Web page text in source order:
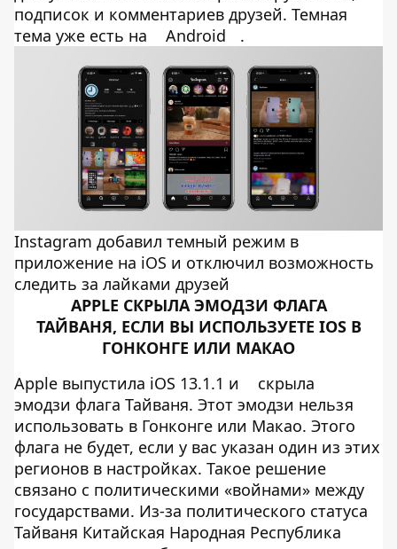
подписок и комментариев друзей. Темная
тема уже есть на
Android .
Instagram добавил темный режим в
приложение на iOS и отключил возможность
следить за лайками друзей
APPLE СКРЫЛА ЭМОДЗИ ФЛАГА
ТАЙВАНЯ, ЕСЛИ ВЫ ИСПОЛЬЗУЕТЕ IOS В
ГОНКОНГЕ ИЛИ МАКАО
Apple выпустила iOS 13.1.1 и
скрыла
эмодзи флага Тайваня. Этот эмодзи нельзя
использовать в Гонконге или Макао. Этого
флага не будет, если у вас указан один из этих
регионов в настройках. Такое решение
связано с политическими «войнами» между
государствами. Из-за политического статуса
Тайваня Китайская Народная Республика